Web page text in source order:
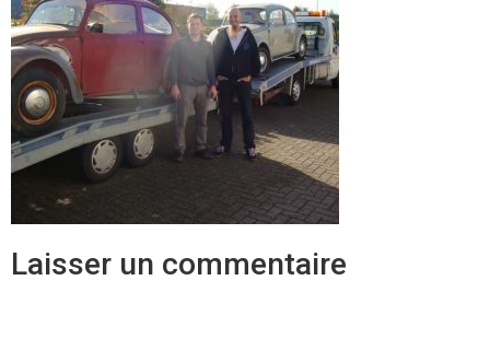
Laisser un commentaire